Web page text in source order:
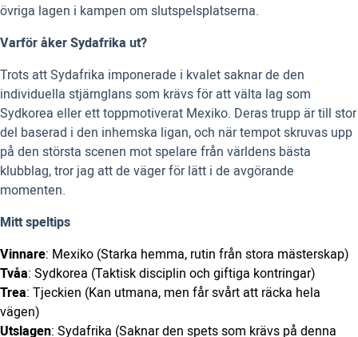
övriga lagen i kampen om slutspelsplatserna.
Varför åker Sydafrika ut?
Trots att Sydafrika imponerade i kvalet saknar de den
individuella stjärnglans som krävs för att välta lag som
Sydkorea eller ett toppmotiverat Mexiko. Deras trupp är till stor
del baserad i den inhemska ligan, och när tempot skruvas upp
på den största scenen mot spelare från världens bästa
klubblag, tror jag att de väger för lätt i de avgörande
momenten.
Mitt speltips
Vinnare: Mexiko (Starka hemma, rutin från stora mästerskap)
Tvåa: Sydkorea (Taktisk disciplin och giftiga kontringar)
Trea: Tjeckien (Kan utmana, men får svårt att räcka hela
vägen)
Utslagen: Sydafrika (Saknar den spets som krävs på denna